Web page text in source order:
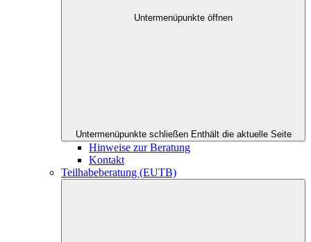
Untermenüpunkte öffnen
Untermenüpunkte schließen Enthält die aktuelle Seite
Hinweise zur Beratung
Kontakt
Teilhabeberatung (EUTB)